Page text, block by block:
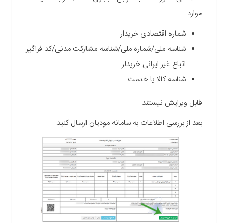
موارد:
شماره اقتصادی خریدار
شناسه ملی/شماره ملی/شناسه مشارکت مدنی/کد فراگیر
اتباع غیر ایرانی خریدلر
شناسه کالا یا خدمت
قابل ویرایش نیستند.
بعد از بررسی اطلاعات به سامانه مودیان ارسال کنید.